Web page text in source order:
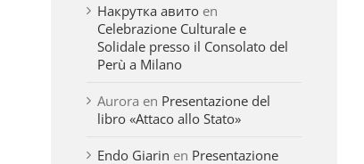
Накрутка авито en
Celebrazione Culturale e
Solidale presso il Consolato del
Perù a Milano
Aurora en Presentazione del
libro «Attaco allo Stato»
Endo Giarin en Presentazione